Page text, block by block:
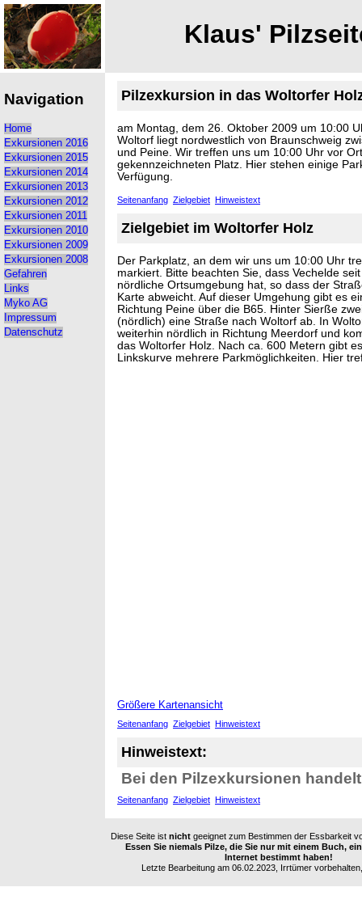
Klaus'
Navigation
Home
Exkursionen 2016
Exkursionen 2015
Exkursionen 2014
Exkursionen 2013
Exkursionen 2012
Exkursionen 2011
Exkursionen 2010
Exkursionen 2009
Exkursionen 2008
Gefahren
Links
Myko AG
Impressum
Datenschutz
Pilzexkursion in das Woltorfer
am Montag, dem 26. Oktober 2009 um 10:00
Woltorf liegt nordwestlich von Braunschweig
und Peine. Wir treffen uns um 10:00 Uhr vor
gekennzeichneten Platz. Hier stehen einige
Verfügung.
Seitenanfang Zielgebiet Hinweistext
Zielgebiet im Woltorfer Holz
Der Parkplatz, an dem wir uns um 10:00 Uhr
markiert. Bitte beachten Sie, dass Vechelde
nördliche Ortsumgebung hat, so dass der
Karte abweicht. Auf dieser Umgehung gibt es
Richtung Peine über die B65. Hinter Sierße
(nördlich) eine Straße nach Woltorf ab. In
weiterhin nördlich in Richtung Meerdorf und
das Woltorfer Holz. Nach ca. 600 Metern gibt
Linkskurve mehrere Parkmöglichkeiten. Hier
Größere Kartenansicht
Seitenanfang Zielgebiet Hinweistext
Hinweistext:
Bei den Pilzexkursionen
Seitenanfang Zielgebiet Hinweistext
Diese Seite ist nichtgeeignet zum Bestimmen der Essbarkeit
Essen Sie niemals Pilze, die Sie nur mit einem Buch,
Internet bestimmt haben!
Letzte Bearbeitung am 06.02.2023, Irrtümer